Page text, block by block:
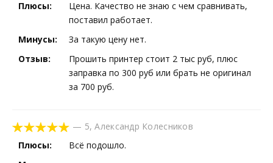
Плюсы:
Цена. Качество не знаю с чем сравнивать,
поставил работает.
Минусы:
За такую цену нет.
Отзыв:
Прошить принтер стоит 2 тыс руб, плюс
заправка по 300 руб или брать не оригинал
за 700 руб.
— 5,Александр Колесников
Плюсы:
Всё подошло.